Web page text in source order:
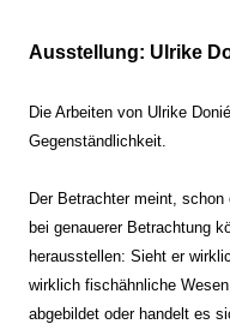
Ausstellung: Ulrike
Die Arbeiten von Ulrike
Gegenständlichkeit.
Der Betrachter meint,
bei genauerer Betrachtung
herausstellen: Sieht er
wirklich fischähnliche
abgebildet oder handelt es